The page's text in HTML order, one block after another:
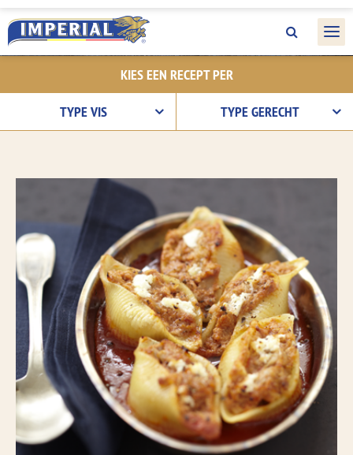
KIES EEN RECEPT PER
TYPE VIS TYPE GERECHT